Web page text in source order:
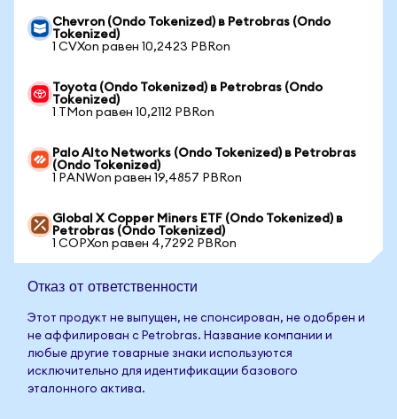
Chevron (Ondo Tokenized) в Petrobras (Ondo
Tokenized)
1 CVXon равен 10,2423 PBRon
Toyota (Ondo Tokenized) в Petrobras (Ondo
Tokenized)
1 TMon равен 10,2112 PBRon
Palo Alto Networks (Ondo Tokenized) в Petrobras
(Ondo Tokenized)
1 PANWon равен 19,4857 PBRon
Global X Copper Miners ETF (Ondo Tokenized) в
Petrobras (Ondo Tokenized)
1 COPXon равен 4,7292 PBRon
Отказ от ответственности
Этот продукт не выпущен, не спонсирован, не одобрен и
не аффилирован с Petrobras. Название компании и
любые другие товарные знаки используются
исключительно для идентификации базового
эталонного актива.